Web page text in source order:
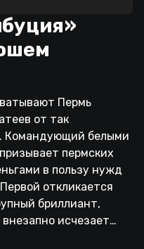
Пермь
от так
Командующий белыми
пермских
в пользу нужд
откликается
бриллиант,
исчезает…